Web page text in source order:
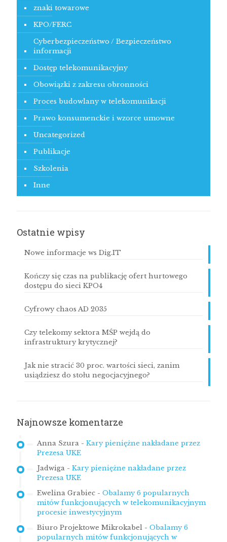
znaki towarowe
KPO/FERC
Cyberbezpieczeństwo / Bezpieczeństwo
informacji
Dostęp telekomunikacyjny
Obowiązki z zakresu obronności
Proces budowlany w telekomunikacji
Prawo konsumenckie i wzorce umowne
Uncategorized
Publikacje
Szkolenia
Inne
Ostatnie wpisy
Nowe informacje ws Dig.IT
Kończy się czas na publikację ofert hurtowego
dostępu do sieci KPO4
Cyfrowy chaos AD 2035
Czy telekomy sektora MŚP wejdą do
infrastruktury krytycznej?
Jak nie stracić 30 proc. wartości sieci, zanim
usiądziesz do stołu negocjacyjnego?
Najnowsze komentarze
Anna Szura - Kary pieniężne nakładane przez
Prezesa UKE
Jadwiga - Kary pieniężne nakładane przez
Prezesa UKE
Ewelina Grabiec - Obalamy 6 popularnych
mitów funkcjonujących w telekomunikacyjnym
procesie inwestycyjnym
Biuro Projektowe Mikrokabel - Obalamy 6
popularnych mitów funkcjonujących w